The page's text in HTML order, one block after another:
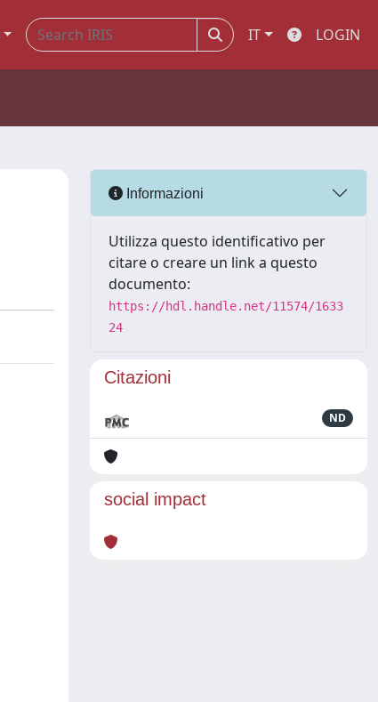
IT LOGIN
Informazioni
Utilizza questo identificativo per
citare o creare un link a questo
documento:
https://hdl.handle.net/11574/1633
24
Citazioni
ND
social impact